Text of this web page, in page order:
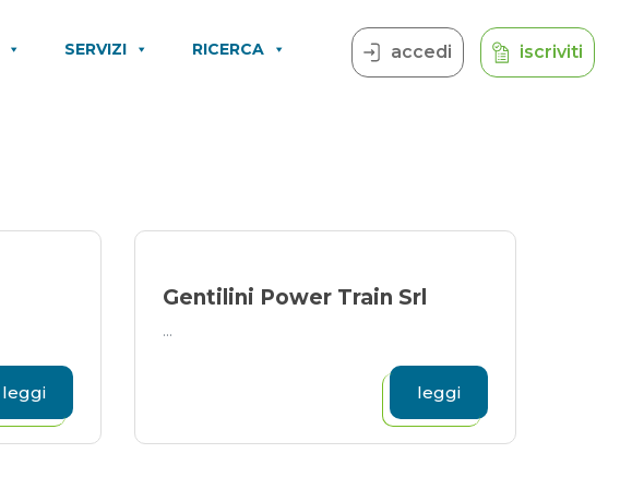
SERVIZI RICERCA accedi iscriviti
leggi
Gentilini Power Train Srl
...
leggi